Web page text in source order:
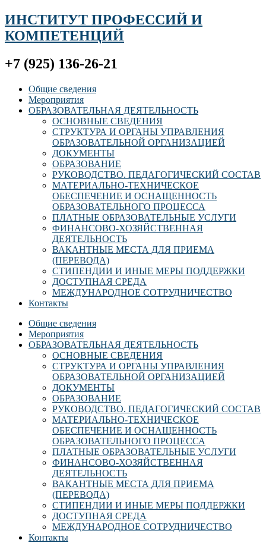
ИНСТИТУТ ПРОФЕССИЙ И
КОМПЕТЕНЦИЙ
+7 (925) 136-26-21
Общие сведения
Мероприятия
ОБРАЗОВАТЕЛЬНАЯ ДЕЯТЕЛЬНОСТЬ
ОСНОВНЫЕ СВЕДЕНИЯ
СТРУКТУРА И ОРГАНЫ УПРАВЛЕНИЯ
ОБРАЗОВАТЕЛЬНОЙ ОРГАНИЗАЦИЕЙ
ДОКУМЕНТЫ
ОБРАЗОВАНИЕ
РУКОВОДСТВО. ПЕДАГОГИЧЕСКИЙ СОСТАВ
МАТЕРИАЛЬНО-ТЕХНИЧЕСКОЕ
ОБЕСПЕЧЕНИЕ И ОСНАЩЕННОСТЬ
ОБРАЗОВАТЕЛЬНОГО ПРОЦЕССА
ПЛАТНЫЕ ОБРАЗОВАТЕЛЬНЫЕ УСЛУГИ
ФИНАНСОВО-ХОЗЯЙСТВЕННАЯ
ДЕЯТЕЛЬНОСТЬ
ВАКАНТНЫЕ МЕСТА ДЛЯ ПРИЕМА
(ПЕРЕВОДА)
СТИПЕНДИИ И ИНЫЕ МЕРЫ ПОДДЕРЖКИ
ДОСТУПНАЯ СРЕДА
МЕЖДУНАРОДНОЕ СОТРУДНИЧЕСТВО
Контакты
Общие сведения
Мероприятия
ОБРАЗОВАТЕЛЬНАЯ ДЕЯТЕЛЬНОСТЬ
ОСНОВНЫЕ СВЕДЕНИЯ
СТРУКТУРА И ОРГАНЫ УПРАВЛЕНИЯ
ОБРАЗОВАТЕЛЬНОЙ ОРГАНИЗАЦИЕЙ
ДОКУМЕНТЫ
ОБРАЗОВАНИЕ
РУКОВОДСТВО. ПЕДАГОГИЧЕСКИЙ СОСТАВ
МАТЕРИАЛЬНО-ТЕХНИЧЕСКОЕ
ОБЕСПЕЧЕНИЕ И ОСНАЩЕННОСТЬ
ОБРАЗОВАТЕЛЬНОГО ПРОЦЕССА
ПЛАТНЫЕ ОБРАЗОВАТЕЛЬНЫЕ УСЛУГИ
ФИНАНСОВО-ХОЗЯЙСТВЕННАЯ
ДЕЯТЕЛЬНОСТЬ
ВАКАНТНЫЕ МЕСТА ДЛЯ ПРИЕМА
(ПЕРЕВОДА)
СТИПЕНДИИ И ИНЫЕ МЕРЫ ПОДДЕРЖКИ
ДОСТУПНАЯ СРЕДА
МЕЖДУНАРОДНОЕ СОТРУДНИЧЕСТВО
Контакты